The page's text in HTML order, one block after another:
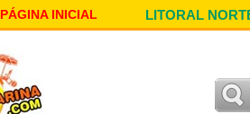
PÁGINA INICIAL LITORAL